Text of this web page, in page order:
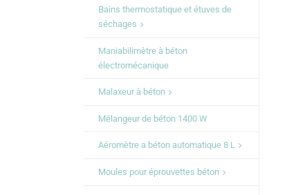
Bains thermostatique et étuves de
séchages
Maniabilimètre à béton
électromécanique
Malaxeur à béton
Mélangeur de béton 1400 W
Aéromètre a béton automatique 8 L
Moules pour éprouvettes béton